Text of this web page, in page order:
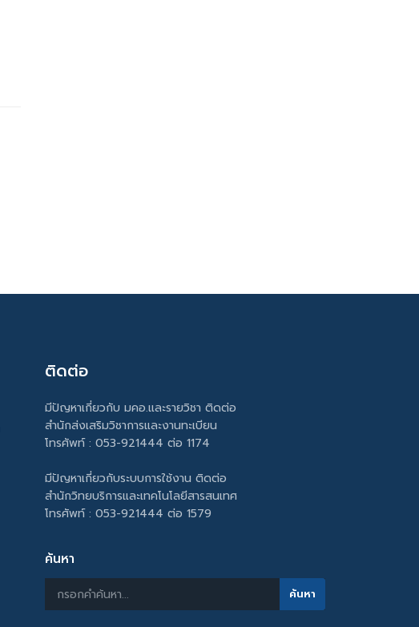
ติดต่อ
มีปัญหาเกี่ยวกับ มคอ.และรายวิชา ติดต่อ
สำนักส่งเสริมวิชาการและงานทะเบียน
โทรศัพท์ : 053-921444 ต่อ 1174
มีปัญหาเกี่ยวกับระบบการใช้งาน ติดต่อ
สำนักวิทยบริการและเทคโนโลยีสารสนเทศ
โทรศัพท์ : 053-921444 ต่อ 1579
ค้นหา